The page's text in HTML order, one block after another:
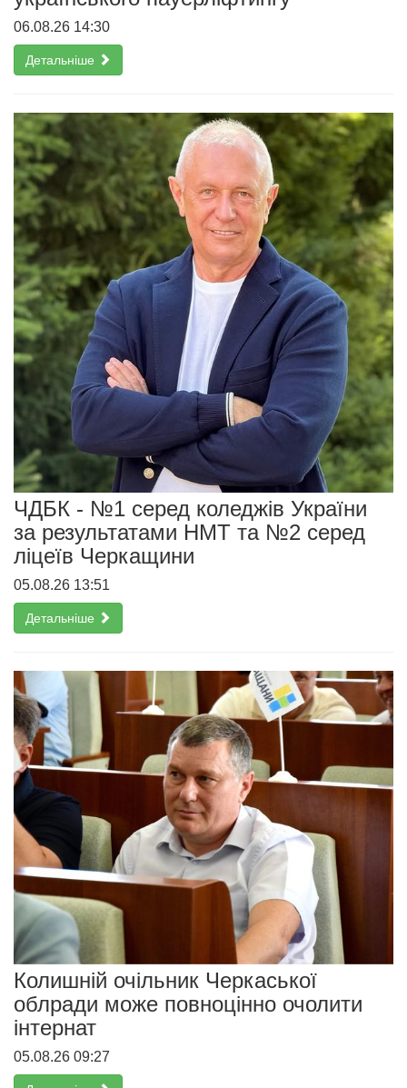
06.08.26 14:30
Детальніше
ЧДБК - №1 серед коледжів України
за результатами НМТ та №2 серед
ліцеїв Черкащини
05.08.26 13:51
Детальніше
Колишній очільник Черкаської
облради може повноцінно очолити
інтернат
05.08.26 09:27